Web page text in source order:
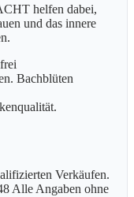
helfen dabei,
und das innere
Bachblüten
Verkäufen.
Alle Angaben ohne